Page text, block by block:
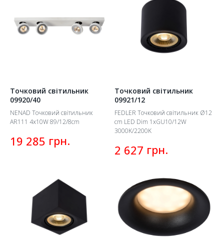
Точковий світильник
09920/40
NENAD Точковий світильник
AR111 4x10W 89/12/8cm
19 285 грн.
Точковий світильник
09921/12
FEDLER Точковий світильник Ø12
cm LED Dim 1xGU10/12W
3000K/2200K
2 627 грн.